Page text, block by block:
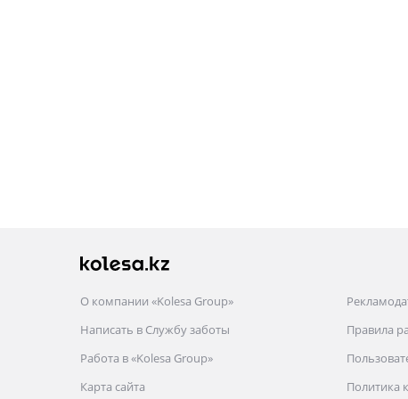
О компании «Kolesa Group»
Написать в Службу заботы
Работа в «Kolesa Group»
Карта сайта
Правила
Политика